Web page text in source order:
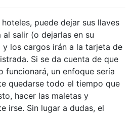
hoteles, puede dejar sus llaves
al salir (o dejarlas en su
y los cargos irán a la tarjeta de
Si se da cuenta de que
funcionará, un enfoque sería
quedarse todo el tiempo que
hacer las maletas y
irse. Sin lugar a dudas, el